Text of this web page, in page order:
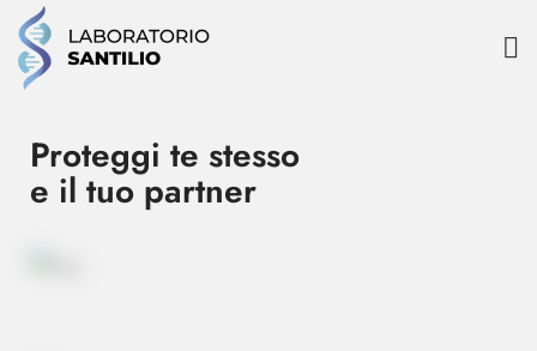
Proteggi te stesso
e il tuo partner